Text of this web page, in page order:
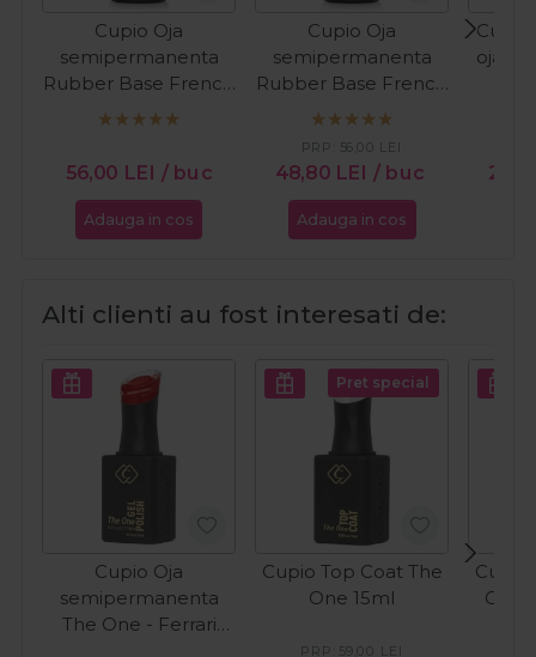
Cupio Oja
semipermanenta
Rubber Base French
Collection - Milky
56,00 LEI / buc
Adauga in cos
Cupio Oja
semipermanenta
Rubber Base French
Collection - Perfect
48,80 LEI / buc
PRP: 56,00 LEI
Adauga in cos
Cupio
oja
Alti clienti au fost interesati de:
Cupio Oja
semipermanenta
The One - Ferrari
Pret special
Cupio Top Coat The
One 15ml
PRP: 59,00 LEI
Cupio
One